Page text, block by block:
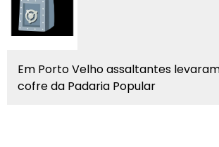
Em Porto Velho assaltantes
cofre da Padaria Popular